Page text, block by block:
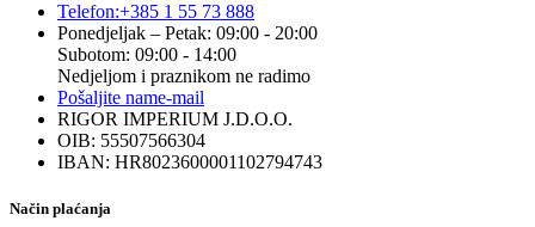
Telefon:+385 1 55 73 888
Ponedjeljak – Petak: 09:00 - 20:00
Subotom: 09:00 - 14:00
Nedjeljom i praznikom ne radimo
Pošaljite name-mail
RIGOR IMPERIUM J.D.O.O.
OIB: 55507566304
IBAN: HR8023600001102794743
Način plaćanja